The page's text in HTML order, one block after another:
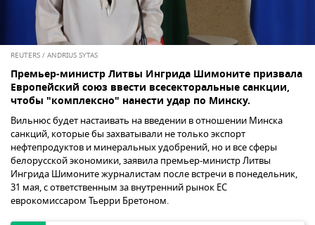
REUTERS / ANDRIUS SYTAS
Премьер-министр Литвы Ингрида Шимоните призвала
Европейский союз ввести всесекторальные санкции,
чтобы "комплексно" нанести удар по Минску.
Вильнюс будет настаивать на введении в отношении Минска
санкций, которые бы захватывали не только экспорт
нефтепродуктов и минеральных удобрений, но и все сферы
белорусской экономики, заявила премьер-министр Литвы
Ингрида Шимоните журналистам после встречи в понедельник,
31 мая, с ответственным за внутренний рынок ЕС
еврокомиссаром Тьерри Бретоном.